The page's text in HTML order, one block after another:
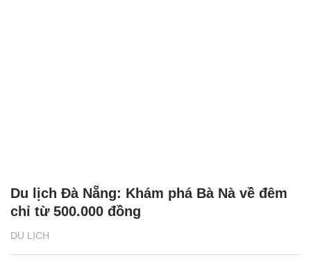
DU LỊCH
Du lịch Đà Nẵng: Khám phá Bà Nà về đêm
chỉ từ 500.000 đồng